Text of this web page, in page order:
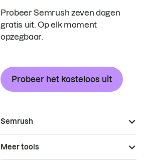
Probeer Semrush zeven dagen
gratis uit. Op elk moment
opzegbaar.
Probeer het kosteloos uit
Semrush
Meer tools